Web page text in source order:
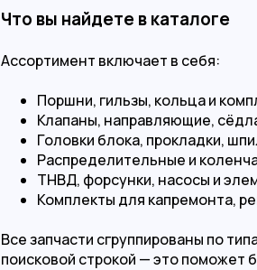
Что вы найдете в каталоге
Ассортимент включает в себя:
Поршни, гильзы, кольца и
Клапаны, направляющие,
Головки блока, прокладки,
Распределительные и
ТНВД, форсунки, насосы и
Комплекты для капремонта,
Все запчасти сгруппированы по
поисковой строкой — это поможет